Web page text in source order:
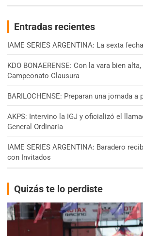
Entradas recientes
IAME SERIES ARGENTINA: La sexta
KDO BONAERENSE: Con la vara bien
Campeonato Clausura
BARILOCHENSE: Preparan una jornada
AKPS: Intervino la IGJ y oficializó el
General Ordinaria
IAME SERIES ARGENTINA: Baradero
con Invitados
Quizás te lo perdiste